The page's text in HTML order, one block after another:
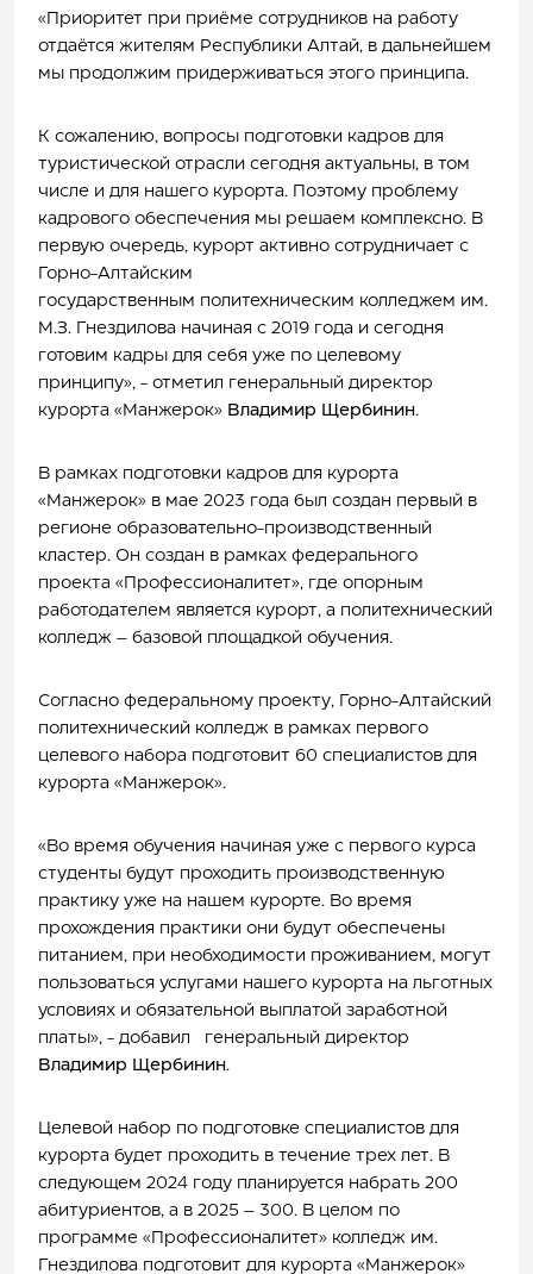
«Приоритет при приёме сотрудников на работу
отдаётся жителям Республики Алтай, в дальнейшем
мы продолжим придерживаться этого принципа.
К сожалению, вопросы подготовки кадров для
туристической отрасли сегодня актуальны, в том
числе и для нашего курорта. Поэтому проблему
кадрового обеспечения мы решаем комплексно. В
первую очередь, курорт активно сотрудничает с
Горно-Алтайским
государственным политехническим колледжем им.
М.З. Гнездилова начиная с 2019 года и сегодня
готовим кадры для себя уже по целевому
принципу», -отметил генеральный директор
курорта «Манжерок» Владимир Щербинин.
В рамках подготовки кадров для курорта
«Манжерок» в мае 2023 года был создан первый в
регионе образовательно-производственный
кластер. Он создан в рамках федерального
проекта «Профессионалитет», где опорным
работодателем является курорт, а политехнический
колледж – базовой площадкой обучения.
Согласно федеральному проекту, Горно-Алтайский
политехнический колледж в рамках первого
целевого набора подготовит 60 специалистов для
курорта «Манжерок».
«Во время обучения начиная уже с первого курса
студенты будут проходить производственную
практику уже на нашем курорте. Во время
прохождения практики они будут обеспечены
питанием, при необходимости проживанием, могут
пользоваться услугами нашего курорта на льготных
условиях и обязательной выплатой заработной
платы», - добавил генеральный директор
Владимир Щербинин.
Целевой набор по подготовке специалистов для
курорта будет проходить в течение трех лет. В
следующем 2024 году планируется набрать 200
абитуриентов, а в 2025 – 300. В целом по
программе «Профессионалитет» колледж им.
Гнездилова подготовит для курорта «Манжерок»